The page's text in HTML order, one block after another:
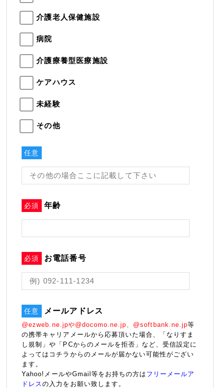
介護老人保健施設
病院
介護療養型医療施設
ケアハウス
未経験
その他
任意
必須 年齢
必須 お電話番号
任意 メールアドレス
@ezweb.ne.jpや@docomo.ne.jp、@softbank.ne.jp等
の携帯キャリアメールから応募頂いた場合、「なりすま
し規制」や「PCからのメールを拒否」など、受信設定に
よってはコチラからのメールが届かない可能性がござい
ます。
Yahoo!メールやGmail等をお持ちの方は フリーメールア
ドレスの入力をお願い致します。